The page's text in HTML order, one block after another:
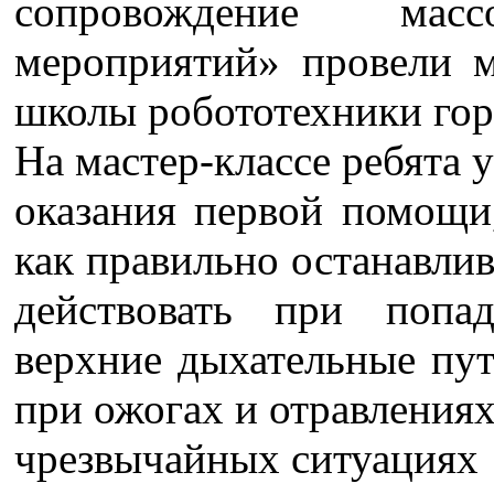
сопровождение
мероприятий» провели
школы робототехники
На мастер-классе ребята
оказания первой
как правильно
действовать при
верхние дыхательные
при ожогах и
чрезвычайных ситуациях